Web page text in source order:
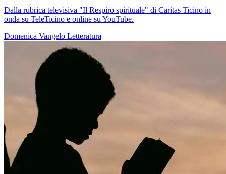
Dalla rubrica televisiva "Il Respiro spirituale" di Caritas Ticino in
onda su TeleTicino e online su YouTube.
Domenica Vangelo Letteratura